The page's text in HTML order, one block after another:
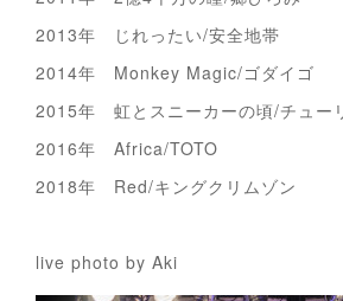
2013年 じれったい/安全地帯
2014年 Monkey Magic/ゴダイゴ
2015年 虹とスニーカーの頃/チュー
2016年 Africa/TOTO
2018年 Red/キングクリムゾン
live photo by Aki